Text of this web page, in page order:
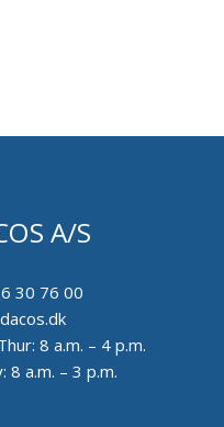
A/S
30 76 00
8 a.m. – 4 p.m.
8 a.m. – 3 p.m.